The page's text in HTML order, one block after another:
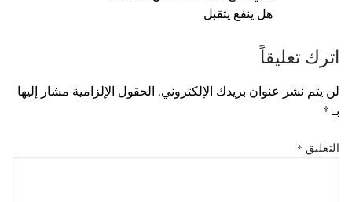
هل ينفع يتقبل
اترك تعليقاً
لن يتم نشر عنوان بريدك الإلكتروني. الحقول الإلزامية مشار إليها
بـ *
التعليق *